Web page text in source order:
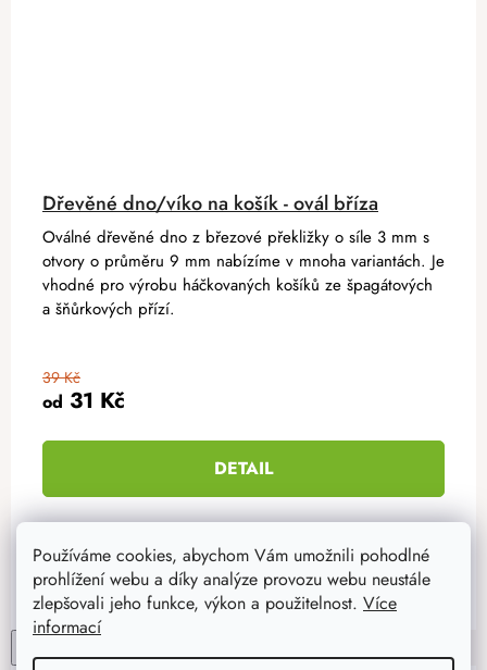
Používáme cookies, abychom Vám umožnili pohodlné
prohlížení webu a díky analýze provozu webu neustále
zlepšovali jeho funkce, výkon a použitelnost. Více
informací
Dřevěné dno/víko na košík - ovál bříza
od 31 Kč
39 Kč
DETAIL
Oválné dřevěné dno z březové překližky o síle 3 mm s
otvory o průměru 9 mm nabízíme v mnoha variantách. Je
vhodné pro výrobu háčkovaných košíků ze špagátových
a šňůrkových přízí.
20x15 cm 15x10 cm 32x20 cm 41x22 cm 50x30